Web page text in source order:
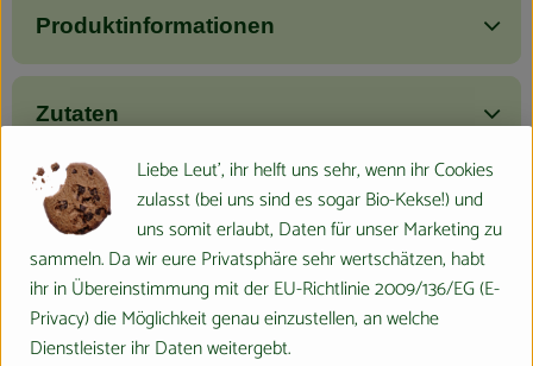
Produktinformationen
Zutaten
Nährwert-Info
Produktdatenblatt
Liebe Leut', ihr helft uns sehr, wenn ihr Cookies
zulasst (bei uns sind es sogar Bio-Kekse!) und
uns somit erlaubt, Daten für unser Marketing zu
sammeln. Da wir eure Privatsphäre sehr wertschätzen, habt
ihr in Übereinstimmung mit der EU-Richtlinie 2009/136/EG (E-
Privacy) die Möglichkeit genau einzustellen, an welche
Dienstleister ihr Daten weitergebt.